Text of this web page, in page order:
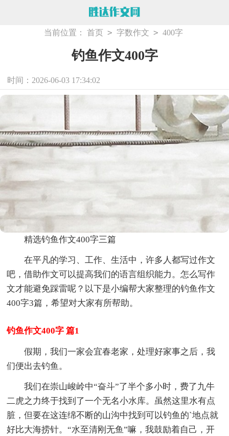
当前位置： 首页 > 字数作文 > 400字
钓鱼作文400字
时间：2026-06-03 17:34:02
精选钓鱼作文400字三篇
在平凡的学习、工作、生活中，许多人都写过作文
吧，借助作文可以提高我们的语言组织能力。怎么写作
文才能避免踩雷呢？以下是小编帮大家整理的钓鱼作文
400字3篇，希望对大家有所帮助。
钓鱼作文400字 篇1
假期，我们一家会宜春老家，处理好家事之后，我
们便出去钓鱼。
我们在崇山峻岭中“奋斗”了半个多小时，费了九牛
二虎之力终于找到了一个无名小水库。虽然这里水有点
脏，但要在这连绵不断的山沟中找到可以钓鱼的`地点就
好比大海捞针。“水至清刚无鱼”嘛，我鼓励着自己，开